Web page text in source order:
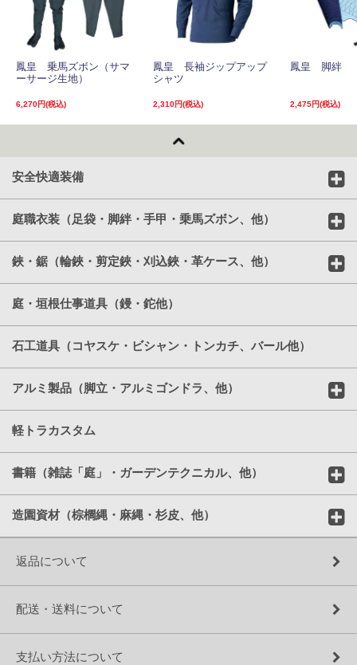
鳳皇 乗馬ズボン（サマ
ーサージ生地）
6,270円(税込)
鳳皇 長袖ジップアップ
シャツ
2,310円(税込)
鳳皇 脚絆
2,475円(税込)
安全快適装備
庭職衣装（足袋・脚絆・手甲・乗馬ズボン、他）
鋏・鋸（輪鋏・剪定鋏・刈込鋏・革ケース、他）
庭・垣根仕事道具（鏝・鉈他）
石工道具（コヤスケ・ビシャン・トンカチ、バール他）
アルミ製品（脚立・アルミゴンドラ、他）
軽トラカスタム
書籍（雑誌「庭」・ガーデンテクニカル、他）
造園資材（棕櫚縄・麻縄・杉皮、他）
返品について
配送・送料について
支払い方法について